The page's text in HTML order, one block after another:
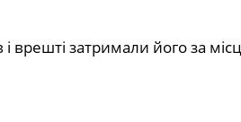
врешті затримали його за